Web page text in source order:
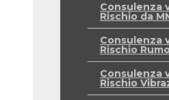
Consulenza
Rischio da
Consulenza
Rischio
Consulenza
Rischio